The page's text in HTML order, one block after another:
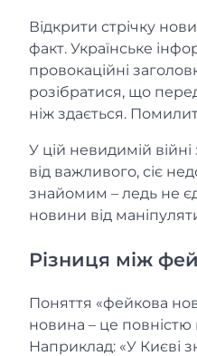
Відкрити стрічку
факт. Українське
провокаційні
розібратися, що
ніж здається.
У цій невидимій
від важливого, сіє
знайомим – ледь не
новини від
Різниця між
Поняття «фейкова
новина – це
Наприклад: «У Києві